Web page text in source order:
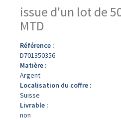
issue d'un lot de
MTD
Référence :
D701350356
Matière :
Argent
Localisation du coffre :
Suisse
Livrable :
non